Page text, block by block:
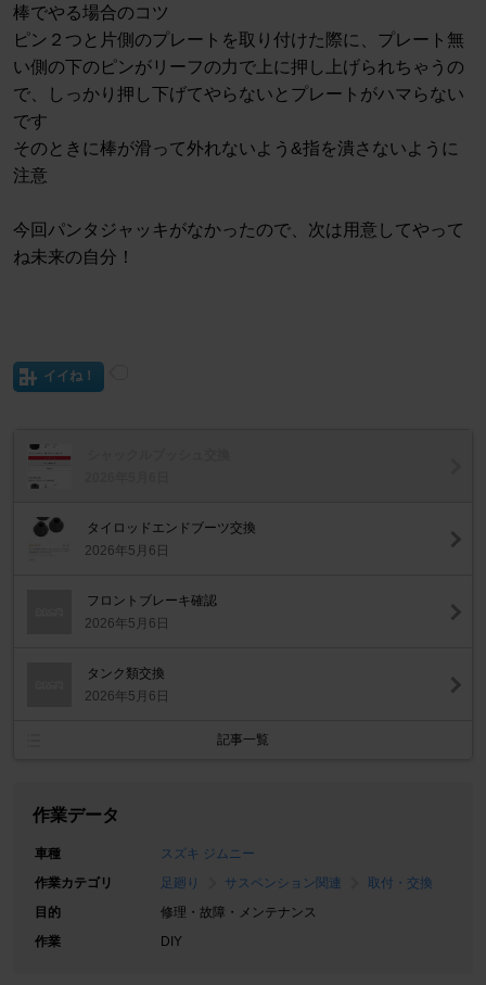
棒でやる場合のコツ
ピン２つと片側のプレートを取り付けた際に、プレート無
い側の下のピンがリーフの力で上に押し上げられちゃうの
で、しっかり押し下げてやらないとプレートがハマらない
です
そのときに棒が滑って外れないよう&指を潰さないように
注意
今回パンタジャッキがなかったので、次は用意してやって
ね未来の自分！
イイね！
タイロッドエンドブーツ交換
2026年5月6日
フロントブレーキ確認
2026年5月6日
タンク類交換
2026年5月6日
記事一覧
作業データ
車種
スズキ ジムニー
作業カテゴリ
足廻り サスペンション関連
取付・交換
目的
修理・故障・メンテナンス
作業
DIY